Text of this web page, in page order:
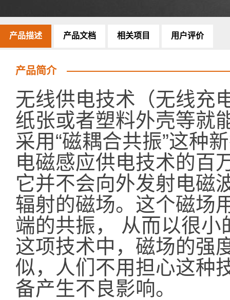
产品描述 产品文档 相关项目 用户评价
产品简介
无线供电技术（无线充
纸张或者塑料外壳等就
采用“磁耦合共振”这种
电磁感应供电技术的百
它并不会向外发射电磁
辐射的磁场。这个磁场
端的共振， 从而以很
这项技术中，磁场的强
似，人们不用担心这种
备产生不良影响。